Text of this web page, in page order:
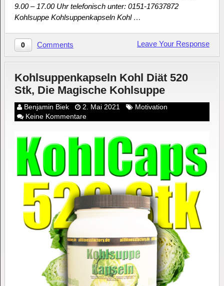
9.00 – 17.00 Uhr telefonisch unter: 0151-17637872
Kohlsuppe Kohlsuppenkapseln Kohl …
0 Comments Leave Your Response
Kohlsuppenkapseln Kohl Diät 520
Stk, Die Magische Kohlsuppe
Benjamin Biek 2. Mai 2021
Motivation
Keine Kommentare